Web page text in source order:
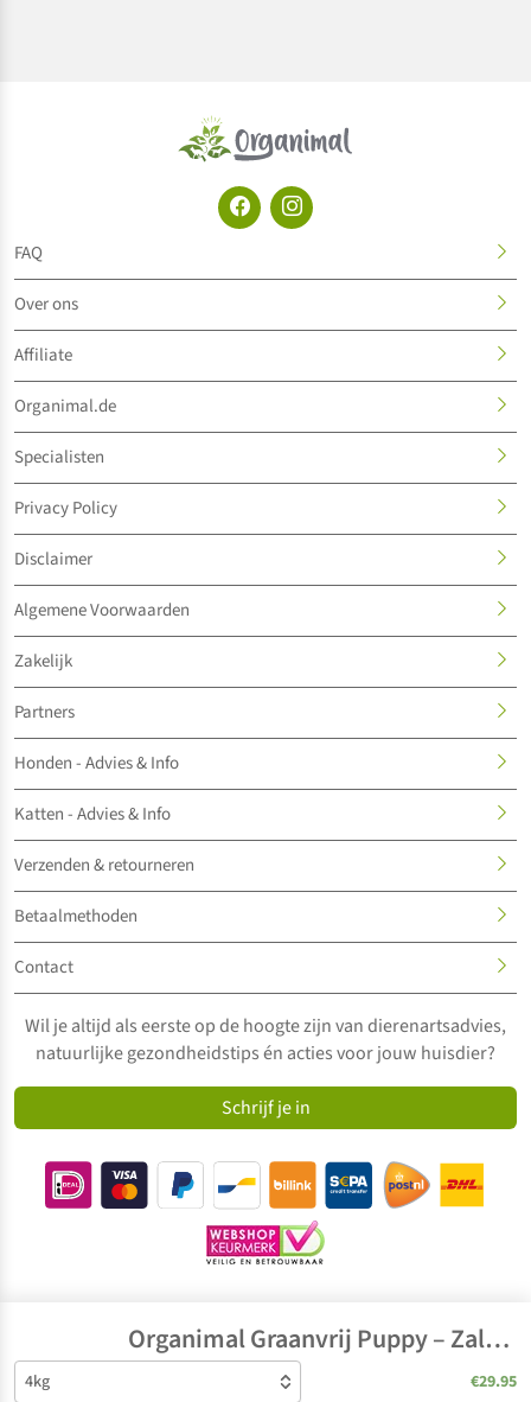
FAQ
Over ons
Affiliate
Organimal.de
Specialisten
Privacy Policy
Disclaimer
Algemene Voorwaarden
Zakelijk
Partners
Honden - Advies & Info
Katten - Advies & Info
Verzenden & retourneren
Betaalmethoden
Contact
Wil je altijd als eerste op de hoogte zijn van dierenartsadvies,
natuurlijke gezondheidstips én acties voor jouw huisdier?
Schrijf je in
Organimal Graanvrij Puppy – Zalm & Aardappel
€29.95